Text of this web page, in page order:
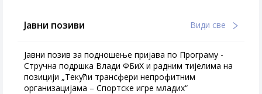
Јавни позиви Види све
Јавни позив за подношење пријава по Програму -
Стручна подршка Влади ФБиХ и радним тијелима на
позицији „Текући трансфери непрофитним
организацијама – Спортске игре младих“